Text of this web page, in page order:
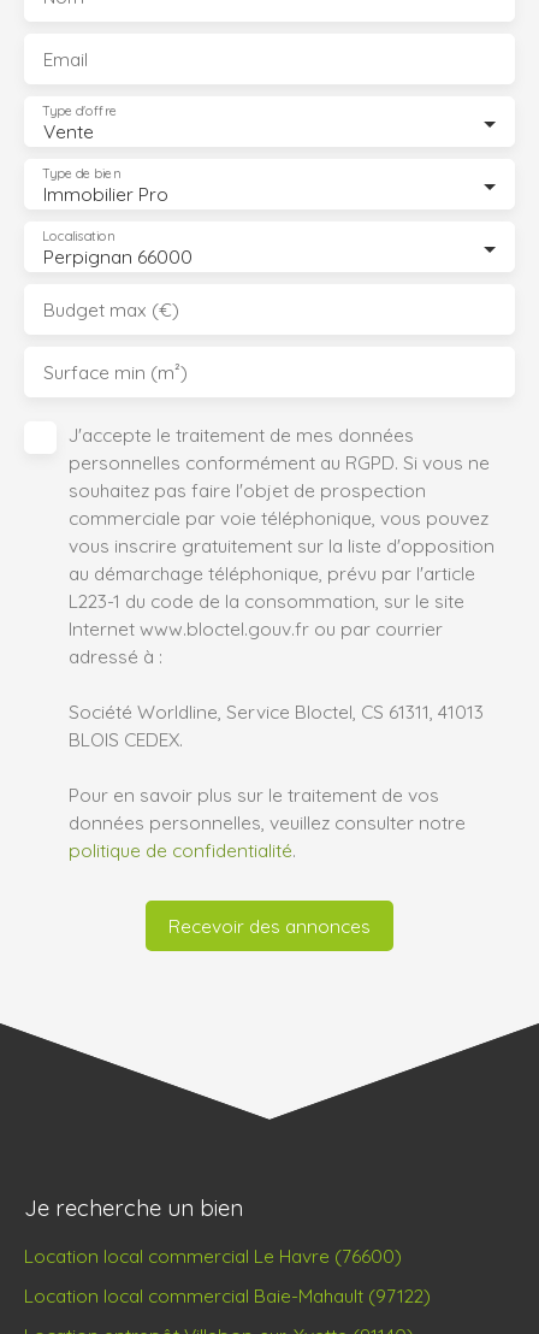
Email
Vente
Type d'offre
Immobilier Pro
Type de bien
Perpignan 66000
Localisation
Budget max (€)
Surface min (m²)
J'accepte le traitement de mes données
personnelles conformément au RGPD. Si vous ne
souhaitez pas faire l'objet de prospection
commerciale par voie téléphonique, vous pouvez
vous inscrire gratuitement sur la liste d'opposition
au démarchage téléphonique, prévu par l'article
L223-1 du code de la consommation, sur le site
Internet www.bloctel.gouv.fr ou par courrier
adressé à :
Société Worldline, Service Bloctel, CS 61311, 41013
BLOIS CEDEX.
Pour en savoir plus sur le traitement de vos
données personnelles, veuillez consulter notre
politique de confidentialité.
Recevoir des annonces
Je recherche un bien
Location local commercial Le Havre (76600)
Location local commercial Baie-Mahault (97122)